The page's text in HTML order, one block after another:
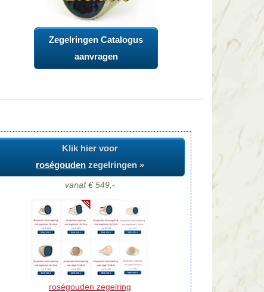
Zegelringen Catalogus
aanvragen
Klik hier voor
roségouden zegelringen »
vanaf € 549,-
roségouden zegelring